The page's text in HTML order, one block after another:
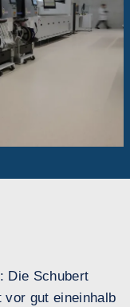
Die Schubert
vor gut eineinhalb